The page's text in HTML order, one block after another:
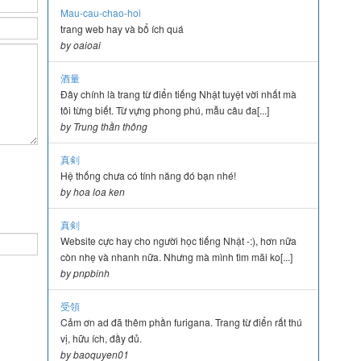
Mau-cau-chao-hoi
trang web hay và bổ ích quá
by oaioai
酒量
Đây chính là trang từ điển tiếng Nhật tuyệt vời nhất mà
tôi từng biết. Từ vựng phong phú, mẫu câu đa[...]
by Trung thần thông
真剣
Hệ thống chưa có tính năng đó bạn nhé!
by hoa loa ken
真剣
Website cực hay cho người học tiếng Nhật -:), hơn nữa
còn nhẹ và nhanh nữa. Nhưng mà mình tìm mãi ko[...]
by pnpbinh
受領
Cảm ơn ad đã thêm phần furigana. Trang từ điển rất thú
vị, hữu ích, đầy đủ.
by baoquyen01